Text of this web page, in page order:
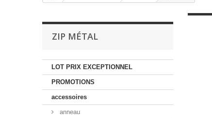
ZIP MÉTAL
LOT PRIX EXCEPTIONNEL
PROMOTIONS
accessoires
anneau